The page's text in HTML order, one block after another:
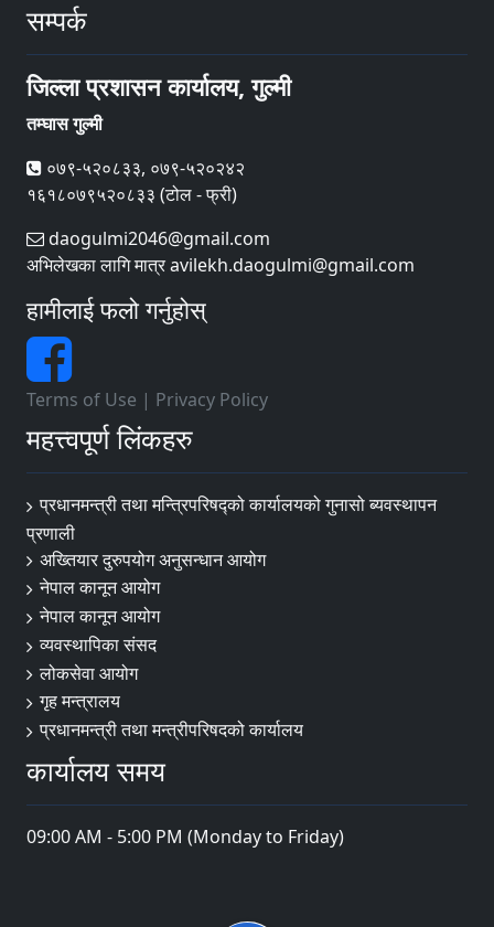
सम्पर्क
जिल्ला प्रशासन कार्यालय, गुल्मी
तम्घास गुल्मी
०७९-५२०८३३, ०७९-५२०२४२
१६१८०७९५२०८३३ (टोल - फ्री)
daogulmi2046@gmail.com
अभिलेखका लागि मात्र avilekh.daogulmi@gmail.com
हामीलाई फलो गर्नुहोस्
Terms of Use | Privacy Policy
महत्त्वपूर्ण लिंकहरु
प्रधानमन्त्री तथा मन्त्रिपरिषद्को कार्यालयको गुनासो ब्यवस्थापन
प्रणाली
अख्तियार दुरुपयोग अनुसन्धान आयोग
नेपाल कानून आयोग
नेपाल कानून आयोग
व्यवस्थापिका संसद
लोकसेवा आयोग
गृह मन्त्रालय
प्रधानमन्त्री तथा मन्त्रीपरिषदको कार्यालय
कार्यालय समय
09:00 AM - 5:00 PM (Monday to Friday)